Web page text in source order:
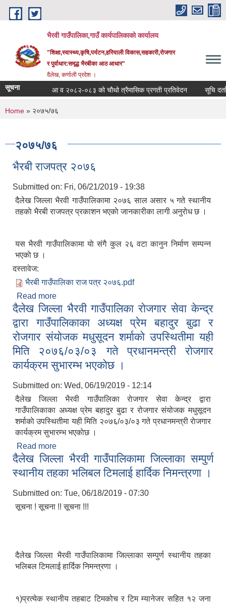
Skip to main content
भैरवी गाउँपालिका,गाउँ कार्यपालिकाको कार्यालय
"शिक्षा,स्वास्थ्य,कृषि,पर्यटन,हरियाली विकास,सहकारी,रोजगार
र पुर्वाधार:समृद्ध भैरबीका आठ आधार"
दैलेख, कर्णाली प्रदेश ।
सूचना आ व २०८२-०८३ को चौथो त्रैमासिक प्रगती प्रतिवेदन सूचि दर्ता
You are here
Home » २०७५/७६
२०७५/७६
भैरबी राजपत्र २०७६
Submitted on: Fri, 06/21/2019 - 19:38
दैलेख जिल्ला भैरवी गाउँपालिकामा २०७६ साल असार ५ गते स्थानीय
तहकाे भैरबी राजपत्र प्रकाशन भएकाे जानकारीका लागी अनुराेध छ ।
यस भैरवी गाउँपालिकामा याे संगै कुल २६ वटा कानुन निर्माण सम्पन्न
भएकाे छ ।
दस्तावेज:
भैरबी गाउँपालिका राज पत्र २०७६.pdf
Read more
दैलेख जिल्ला भैरवी गाउँपालिका राेजगार सेवा केन्द्र
द्वारा गाउँपालिकाका अध्यक्ष प्रेम बहादुर बुढा र
रोजगार संयोजक मधुसूदन शर्माकाे उपस्थितीमा यही
मिति २०७६/०३/०३ गते प्रधानमन्त्री राेजगार
कार्यक्रम सुभारम्भ भएकाेछ ।
Submitted on: Wed, 06/19/2019 - 12:14
दैलेख जिल्ला भैरवी गाउँपालिका राेजगार सेवा केन्द्र द्वारा
गाउँपालिकाका अध्यक्ष प्रेम बहादुर बुढा र रोजगार संयोजक मधुसूदन
शर्माकाे उपस्थितीमा यही मिति २०७६/०३/०३ गते प्रधानमन्त्री राेजगार
कार्यक्रम सुभारम्भ भएकाेछ ।
Read more
द्वारा गाउँपालिकाका अध्यक्ष प्रेम बहादुर बुढा र रोजगार
संयोजक मधुसूदन शर्माकाे उपस्थितीमा यही मिति
२०७६/०३/०३ गते प्रधानमन्त्री राेजगार कार्यक्रम सुभारम्भ
भएकाेछ ।
दैलेख जिल्ला भैरवी गाउँपालिकामा जिल्लाका सम्पुर्ण
स्थानीय तहका भलिबल टिमलाई हार्दिक निमन्त्रणा ।
Submitted on: Tue, 06/18/2019 - 07:30
सूचना ! सूचना !! सूचना !!!
दैलेख जिल्ला भैरवी गाउँपालिकामा जिल्लाका सम्पुर्ण स्थानीय तहका
भलिबल टिमलाई हार्दिक निमन्त्रणा ।
१)प्रत्येक स्थानीय तहबाट टिमकोच र टिम म्यानेजर सहित १२ जना